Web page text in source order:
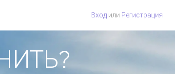
Вход или Регистрация